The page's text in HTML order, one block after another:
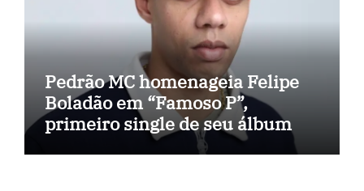
Pedrão MC homenageia Felipe
Boladão em “Famoso P”,
primeiro single de seu álbum